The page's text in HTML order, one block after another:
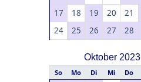
17
18 19 20 21
24
25 26 27 28
Oktober 2023
So Mo Di Mi Do